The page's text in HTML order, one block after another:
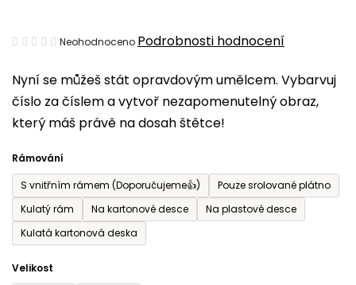
Nyní se můžeš stát opravdovým umělcem. Vybarvuj
číslo za číslem a vytvoř nezapomenutelný obraz,
který máš právě na dosah štětce!
Rámování
S vnitřním rámem (Doporučujeme👍)
Pouze srolované plátno
Kulatý rám
Na kartonové desce
Na plastové desce
Kulatá kartonová deska
Velikost
Průměrné
produktu
je
0,0
5
hvězdiček.
Neohodnoceno Podrobnosti hodnocení